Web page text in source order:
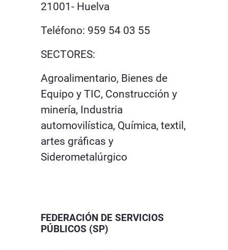
21001- Huelva
Teléfono: 959 54 03 55
SECTORES:
Agroalimentario, Bienes de
Equipo y TIC, Construcción y
minería, Industria
automovilística, Química, textil,
artes gráficas y
Siderometalúrgico
FEDERACIÓN DE SERVICIOS
PÚBLICOS (SP)